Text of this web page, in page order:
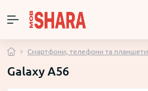
Смартфони, телефони та планшети
Galaxy A56